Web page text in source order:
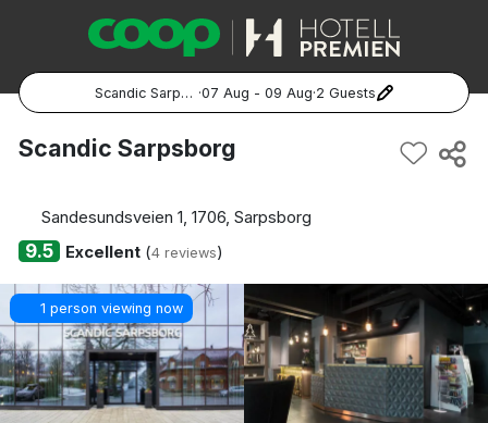
Scandic Sarpsborg ·07 Aug - 09 Aug·2 Guests
Popular Destinations:
Göteborg
Malmö
Hela Norge
Scandic Sarpsborg
Sandesundsveien 1, 1706, Sarpsborg
9.5 Excellent(4 reviews)
1 person viewing now